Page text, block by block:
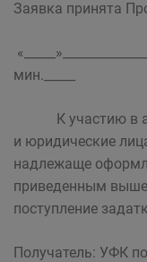
Заявка принята
мин._____
К участию в
и юридические
надлежаще
приведенным
поступление
Получатель: УФК